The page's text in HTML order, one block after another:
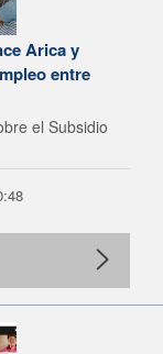
Arica y
entre
el Subsidio